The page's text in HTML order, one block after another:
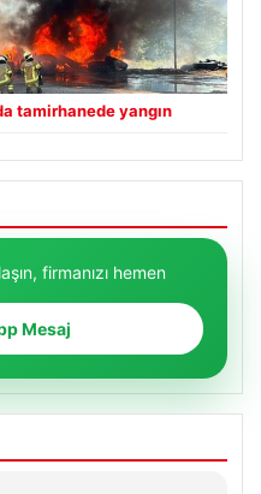
tamirhanede yangın
firmanızı hemen
Mesaj